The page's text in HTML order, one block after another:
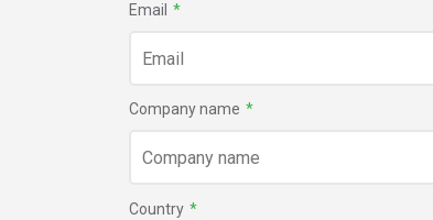
Email *
Company name *
Country *